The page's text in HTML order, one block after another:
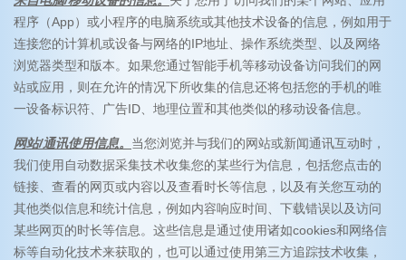
程序（App）或小程序的电脑系统或其他技术设备的信息，例如用于
连接您的计算机或设备与网络的IP地址、操作系统类型、以及网络
浏览器类型和版本。如果您通过智能手机等移动设备访问我们的网
站或应用，则在允许的情况下所收集的信息还将包括您的手机的唯
一设备标识符、广告ID、地理位置和其他类似的移动设备信息。
网站/通讯使用信息。 当您浏览并与我们的网站或新闻通讯互动时，
我们使用自动数据采集技术收集您的某些行为信息，包括您点击的
链接、查看的网页或内容以及查看时长等信息，以及有关您互动的
其他类似信息和统计信息，例如内容响应时间、下载错误以及访问
某些网页的时长等信息。这些信息是通过使用诸如cookies和网络信
标等自动化技术来获取的，也可以通过使用第三方追踪技术收集，